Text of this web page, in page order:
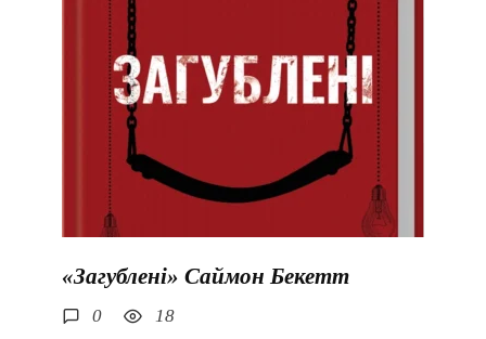
«Загублені» Саймон Бекетт
0 18